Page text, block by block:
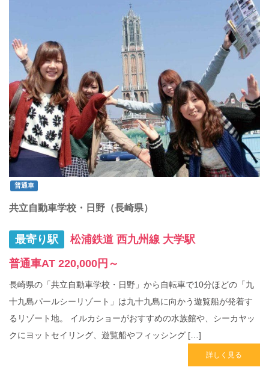
普通車
共立自動車学校・日野（長崎県）
最寄り駅
松浦鉄道 西九州線 大学駅
普通車AT 220,000円～
長崎県の「共立自動車学校・日野」から自転車で10分ほどの「九
十九島パールシーリゾート」は九十九島に向かう遊覧船が発着す
るリゾート地。 イルカショーがおすすめの水族館や、シーカヤッ
クにヨットセイリング、遊覧船やフィッシング […]
詳しく見る